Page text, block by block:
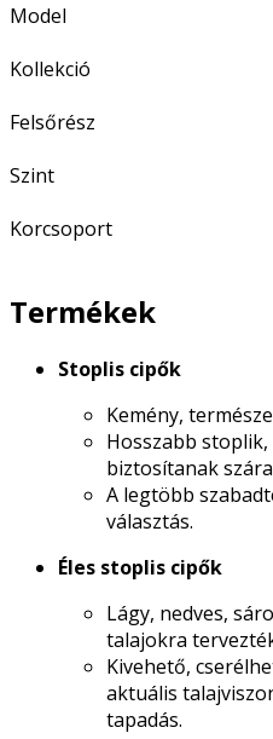
Model
Kollekció
Felsőrész
Szint
Korcsoport
Termékek
Stoplis cipők
Kemény,
Hosszabb
biztosítanak
A legtöbb
választás.
Éles stoplis cipők
Lágy, nedves,
talajokra
Kivehető,
aktuális
tapadás.